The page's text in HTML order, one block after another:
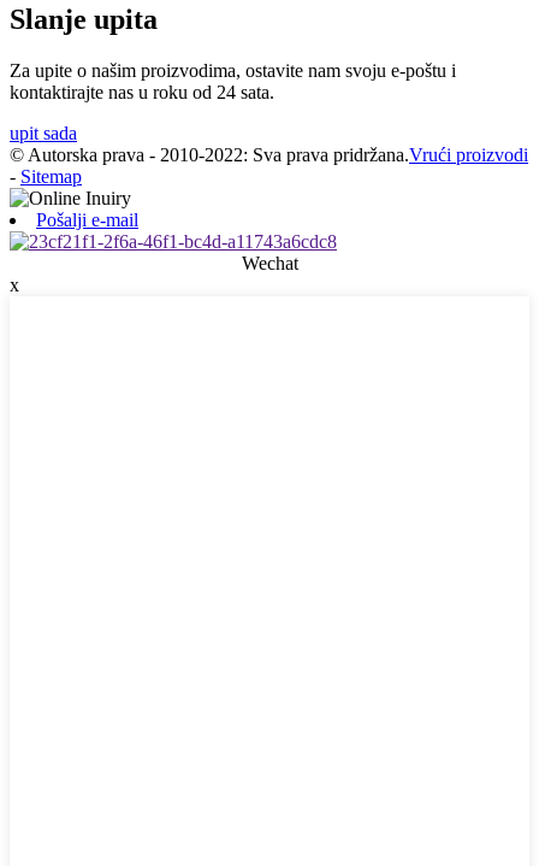
Slanje upita
Za upite o našim proizvodima, ostavite nam svoju e-poštu i
kontaktirajte nas u roku od 24 sata.
upit sada
© Autorska prava - 2010-2022: Sva prava pridržana.Vrući proizvodi
- Sitemap
Pošalji e-mail
Wechat
x